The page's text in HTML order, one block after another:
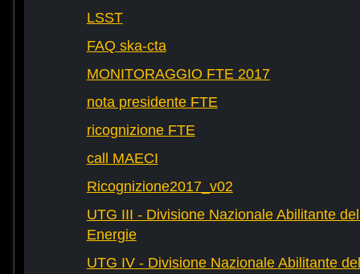
LSST
FAQ ska-cta
MONITORAGGIO FTE 2017
nota presidente FTE
ricognizione FTE
call MAECI
Ricognizione2017_v02
UTG III - Divisione Nazionale Abilitante
Energie
UTG IV - Divisione Nazionale Abilitante